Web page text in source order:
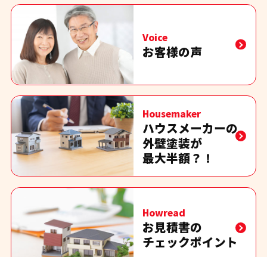
Voice
お客様の声
Housemaker
ハウスメーカーの
外壁塗装が
最大半額？！
Howread
お見積書の
チェックポイント